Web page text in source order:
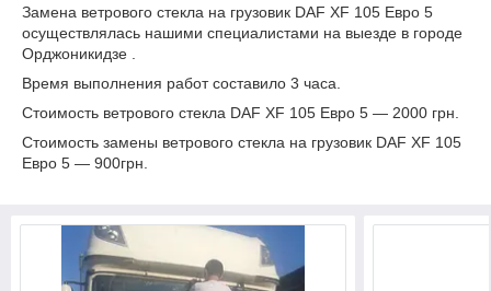
Замена ветрового стекла на грузовик DAF XF 105 Евро 5
осуществлялась нашими специалистами на выезде в городе
Орджоникидзе .
Время выполнения работ составило 3 часа.
Стоимость ветрового стекла DAF XF 105 Евро 5 ― 2000 грн.
Стоимость замены ветрового стекла на грузовик DAF XF 105
Евро 5 ― 900грн.